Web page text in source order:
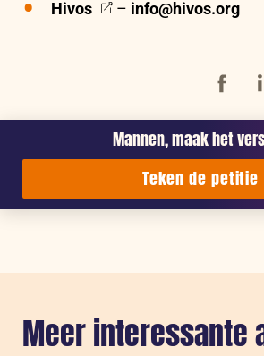
Hivos – info@hivos.org
Facebook
Mannen, maak het
Teken de petitie
Meer interessante